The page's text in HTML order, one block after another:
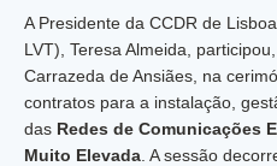
A Presidente da CCDR de
LVT), Teresa Almeida,
Carrazeda de Ansiães, na
contratos para a instalação,
das Redes de Comunicações
Muito Elevada . A sessão